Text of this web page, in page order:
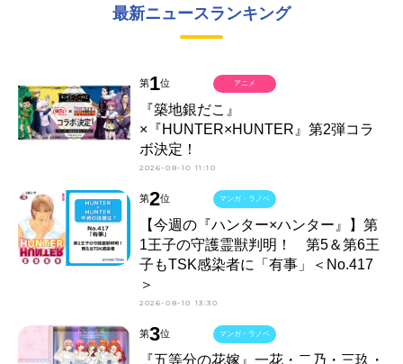
最新ニュースランキング
第1位
『築地銀だこ』
×『HUNTER×HUNTER』第2弾コラ
ボ決定！
2026-08-10 11:10
アニメ
第2位
【今週の『ハンター×ハンター』】第
1王子の守護霊獣判明！ 第5＆第6王
子もTSK感染者に「有事」＜No.417
＞
2026-08-10 13:30
マンガ・ラノベ
第3位
『五等分の花嫁』一花・二乃・三玖・
マンガ・ラノベ